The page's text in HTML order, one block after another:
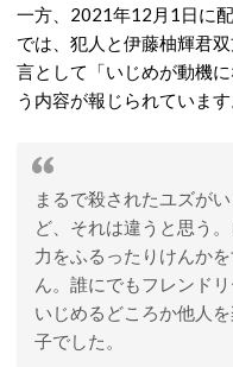
一方、2021年12月1日に
では、犯人と伊藤柚輝君
言として「いじめが動機
う内容が報じられています
まるで殺されたユズが
ど、それは違うと思う
力をふるったりけんか
ん。誰にでもフレンド
いじめるどころか他人
子でした。